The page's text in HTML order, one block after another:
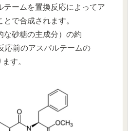
テームを置換反応によってア
で合成されます。
な砂糖の主成分）の約
応前のアスパルテームの
す。